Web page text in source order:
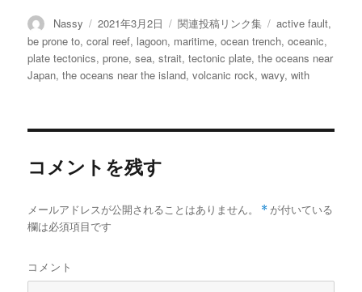
投
稿
者
Nassy
投
稿
日:
2021年3月2日
カ
テ
ゴ
リ
関連投稿リンク集
タ
グ
active fault,
be prone to,coral reef, lagoon, maritime,ocean trench,oceanic,
plate tectonics,prone,sea,strait,tectonic plate,the oceans near
Japan,the oceans near the island,volcanic rock,wavy,with
コメントを残す
メールアドレスが公開されることはありません。 *が付いている
欄は必須項目です
コメント